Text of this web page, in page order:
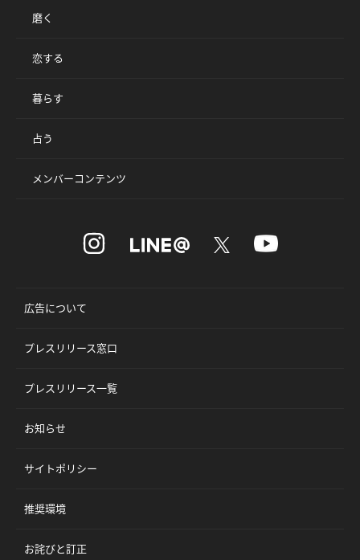
磨く
恋する
暮らす
占う
メンバーコンテンツ
広告について
プレスリリース窓口
プレスリリース一覧
お知らせ
サイトポリシー
推奨環境
お詫びと訂正